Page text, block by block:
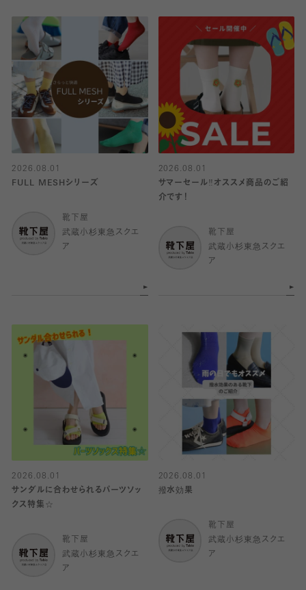
2026.08.01
FULL MESHシリーズ
靴下屋
武蔵小杉東急スクエ
ア
2026.08.01
サマーセール‼︎オススメ商品のご紹
介です！
靴下屋
武蔵小杉東急スクエ
ア
2026.08.01
サンダルに合わせられるパーツソッ
クス特集☆
靴下屋
武蔵小杉東急スクエ
ア
2026.08.01
撥水効果
靴下屋
武蔵小杉東急スクエ
ア